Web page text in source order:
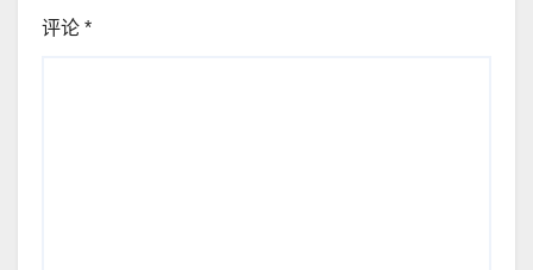
评论 *